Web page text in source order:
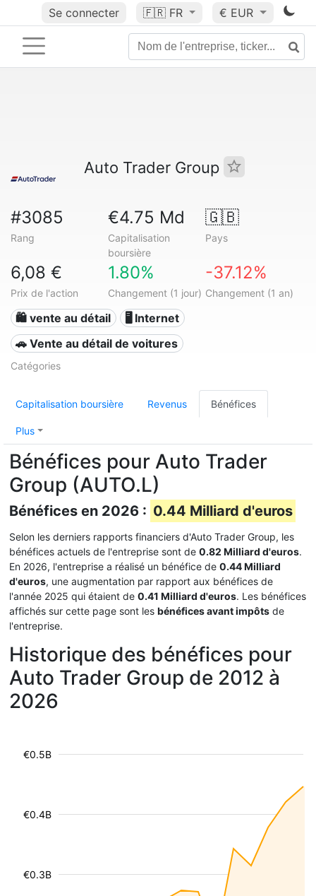
Se connecter 🇫🇷 FR € EUR
Auto Trader Group
#3085
Rang
€4.75 Md
Capitalisation
boursière
🇬🇧
Pays
6,08 €
Prix de l'action
1.80%
Changement (1 jour)
-37.12%
Changement (1 an)
🛍️ vente au détail
🖥️ Internet
🚗 Vente au détail de voitures
Catégories
Capitalisation boursière Revenus Bénéfices
Plus
Bénéfices pour Auto Trader
Group (AUTO.L)
Bénéfices en 2026 : 0.44 Milliard d'euros
Selon les derniers rapports financiers d'Auto Trader Group, les
bénéfices actuels de l'entreprise sont de 0.82 Milliard d'euros.
En 2026, l'entreprise a réalisé un bénéfice de 0.44 Milliard
d'euros, une augmentation par rapport aux bénéfices de
l'année 2025 qui étaient de 0.41 Milliard d'euros. Les bénéfices
affichés sur cette page sont les bénéfices avant impôts de
l'entreprise.
Historique des bénéfices pour
Auto Trader Group de 2012 à
2026
€0.3B
€0.4B
€0.5B